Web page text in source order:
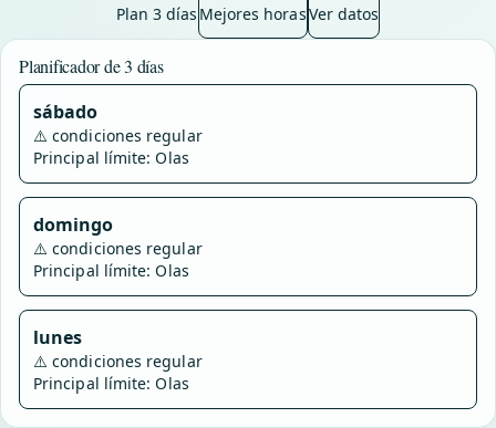
Plan 3 días Mejores horasVer datos
Planificador de 3 días
sábado
⚠️condiciones regular
Principal límite: Olas
domingo
⚠️condiciones regular
Principal límite: Olas
lunes
⚠️condiciones regular
Principal límite: Olas